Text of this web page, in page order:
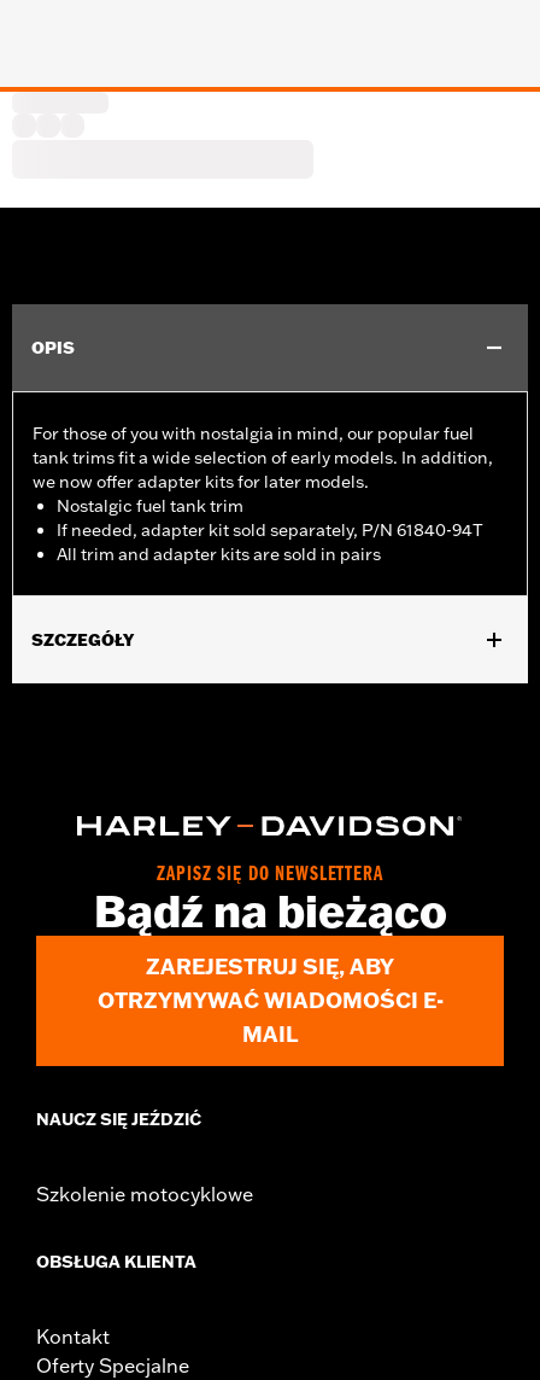
OPIS
For those of you with nostalgia in mind, our popular fuel
tank trims fit a wide selection of early models. In addition,
we now offer adapter kits for later models.
Nostalgic fuel tank trim
If needed, adapter kit sold separately, P/N 61840-94T
All trim and adapter kits are sold in pairs
SZCZEGÓŁY
ZAPISZ SIĘ DO NEWSLETTERA
Bądź na bieżąco
ZAREJESTRUJ SIĘ, ABY
OTRZYMYWAĆ WIADOMOŚCI E-
MAIL
NAUCZ SIĘ JEŹDZIĆ
Szkolenie motocyklowe
OBSŁUGA KLIENTA
Kontakt
Oferty Specjalne